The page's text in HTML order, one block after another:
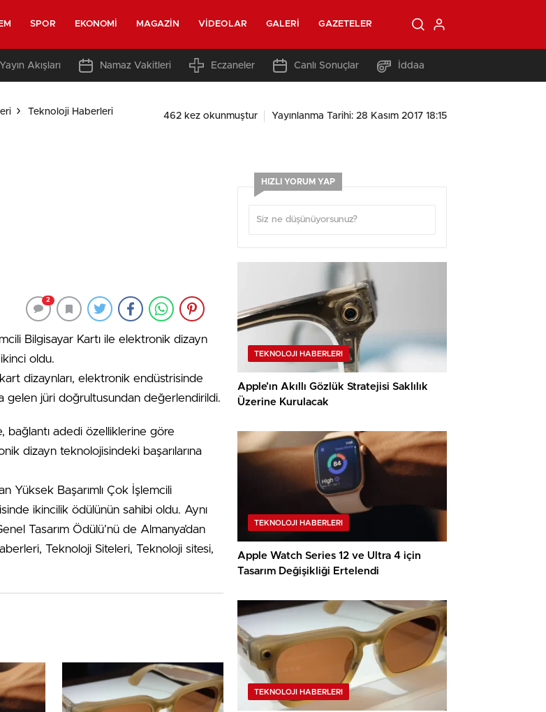
SPOR EKONOMI MAGAZIN VIDEOLAR GALERI GAZETELER
Yayın Akışları Namaz Vakitleri Eczaneler Canlı Sonuçlar İddaa
Teknoloji Haberleri 462 kez okunmuştur Yayınlanma Tarihi: 28 Kasım 2017 18:15
2
Bilgisayar Kartı ile elektronik dizayn
oldu.
dizaynları, elektronik endüstrisinde
gelen jüri doğrultusundan değerlendirildi.
bağlantı adedi özelliklerine göre
dizayn teknolojisindeki başarılarına
Yüksek Başarımlı Çok İşlemcili
ikincilik ödülünün sahibi oldu. Aynı
Tasarım Ödülü’nü de Almanya’dan
Teknoloji Siteleri, Teknoloji sitesi,
HIZLI YORUM YAP
TEKNOLOJI HABERLERI
Apple’ın Akıllı Gözlük Stratejisi Saklılık
Üzerine Kurulacak
TEKNOLOJI HABERLERI
Apple Watch Series 12 ve Ultra 4 için
Tasarım Değişikliği Ertelendi
TEKNOLOJI HABERLERI